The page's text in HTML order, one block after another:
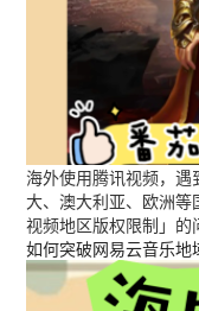
海外使用腾讯视频，遇
大、澳大利亚、欧洲等
视频地区版权限制」的
如何突破网易云音乐地